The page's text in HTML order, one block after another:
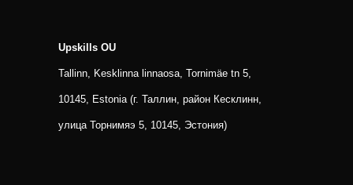
Upskills OU
Tallinn, Kesklinna linnaosa, Tornimäe tn 5,
10145, Estonia (г. Таллин, район Кесклинн,
улица Торнимяэ 5, 10145, Эстония)